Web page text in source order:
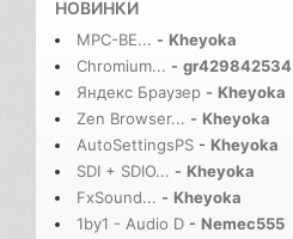
НОВИНКИ
MPC-BE... - Kheyoka
Chromium... - gr429842534
Яндекс Браузер - Kheyoka
Zen Browser... - Kheyoka
AutoSettingsPS - Kheyoka
SDI + SDIO... - Kheyoka
FxSound... - Kheyoka
1by1 - Audio D - Nemec555